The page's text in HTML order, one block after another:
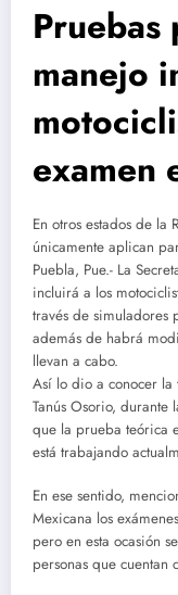
Pruebas
manejo
examen
En otros estados de la
únicamente aplican
Puebla, Pue.- La
incluirá a los
través de simuladores
además de habrá
llevan a cabo.
Así lo dio a conocer
Tanús Osorio,
que la prueba teórica
está trabajando
En ese sentido,
Mexicana los
pero en esta ocasión
personas que cuentan